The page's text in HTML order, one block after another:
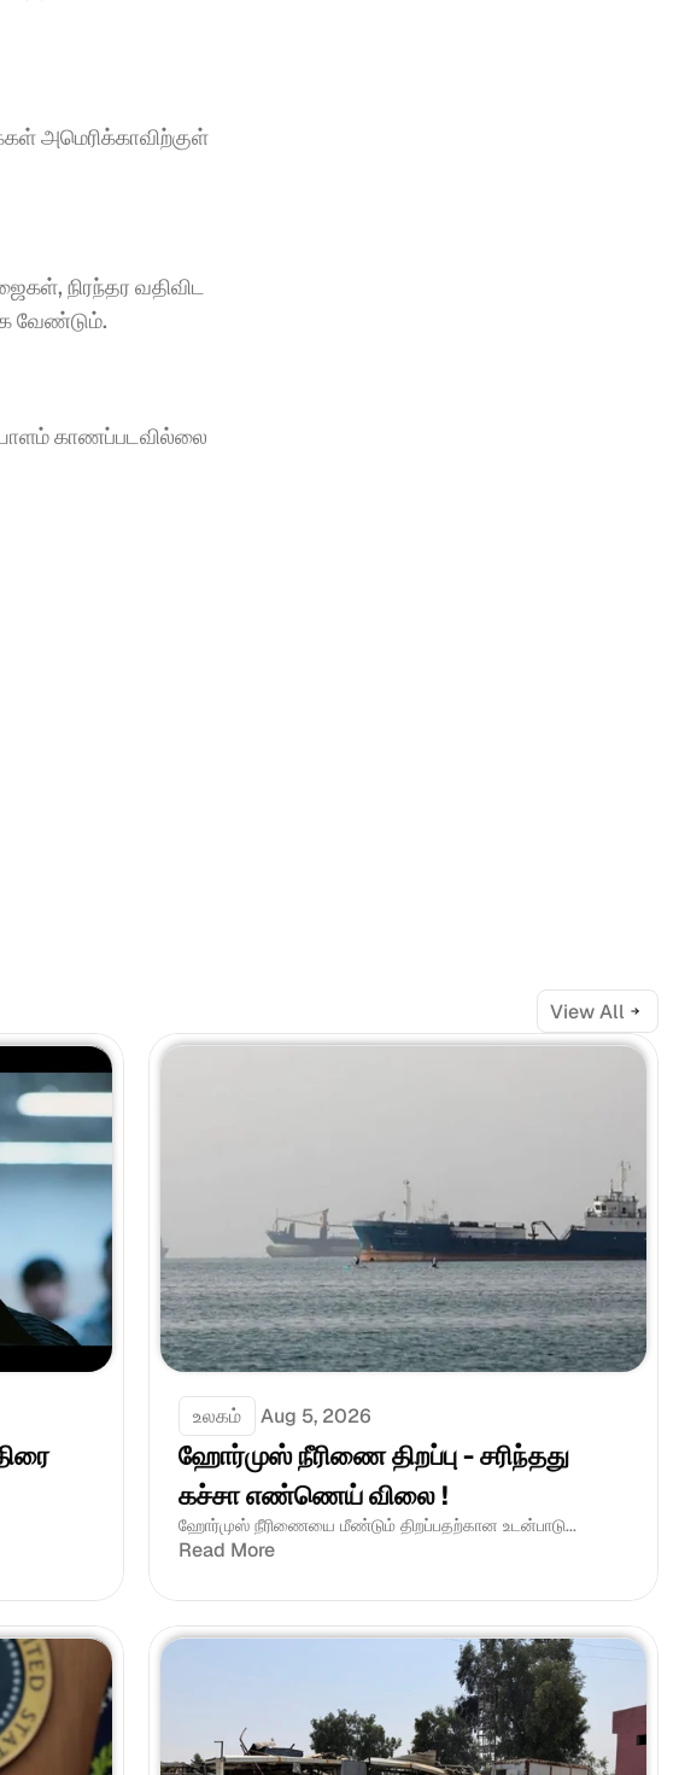
அமெரிக்காவிற்குள்
நிரந்தர வதிவிட
வேண்டும்.
காணப்படவில்லை
View All
உலகம் Aug 5, 2026
ஹோர்முஸ் நீரிணை திறப்பு - சரிந்தது
கச்சா எண்ணெய் விலை !
ஹோர்முஸ் நீரிணையை மீண்டும் திறப்பதற்கான உடன்பாடு...
Read More